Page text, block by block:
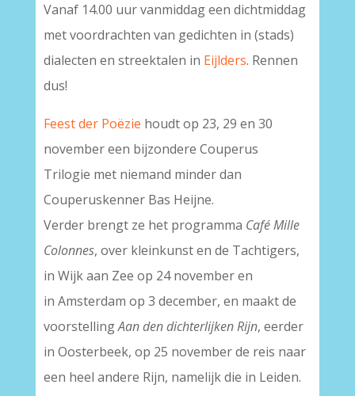
Vanaf 14.00 uur vanmiddag een dichtmiddag
met voordrachten van gedichten in (stads)
dialecten en streektalen in Eijlders. Rennen
dus!
Feest der Poëzie houdt op 23, 29 en 30
november een bijzondere Couperus
Trilogie met niemand minder dan
Couperuskenner Bas Heijne.
Verder brengt ze het programma Café Mille
Colonnes, over kleinkunst en de Tachtigers,
in Wijk aan Zee op 24 november en
in Amsterdam op 3 december, en maakt de
voorstellingAan den dichterlijken Rijn, eerder
in Oosterbeek, op 25 november de reis naar
een heel andere Rijn, namelijk die in Leiden.